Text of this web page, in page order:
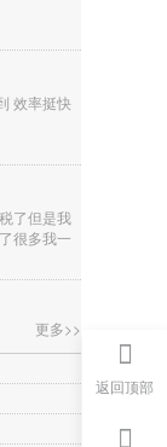
效率挺快
了但是我
很多我一
更多>>
返回顶部